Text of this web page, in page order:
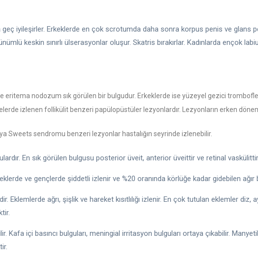
geç iyileşirler. Erkeklerde en çok scrotumda daha sonra korpus penis ve glans
keskin sınırlı ülserasyonlar oluşur. Skatris bırakırlar. Kadınlarda ençok
eritema nodozum sık görülen bir bulgudur. Erkeklerde ise yüzeyel gezici
izlenen follikülit benzeri papülopüstüler lezyonlardır. Lezyonların erken
Sweets sendromu benzeri lezyonlar hastalığın seyrinde izlenebilir.
En sık görülen bulgusu posterior üveit, anterior üveittir ve retinal
ve gençlerde şiddetli izlenir ve %20 oranında körlüğe kadar gidebilen ağır
ağrı, şişlik ve hareket kısıtlılığı izlenir. En çok tutulan eklemler diz,
Kafa içi basıncı bulguları, meningial irritasyon bulguları ortaya çıkabilir.